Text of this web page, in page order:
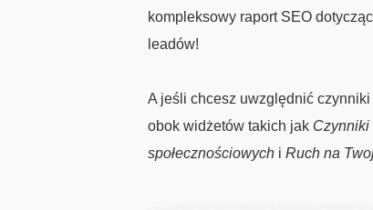
kompleksowy raport SEO
leadów!
A jeśli chcesz uwzględnić
obok widżetów takich jak Czynniki
społecznościowych i Ruch na